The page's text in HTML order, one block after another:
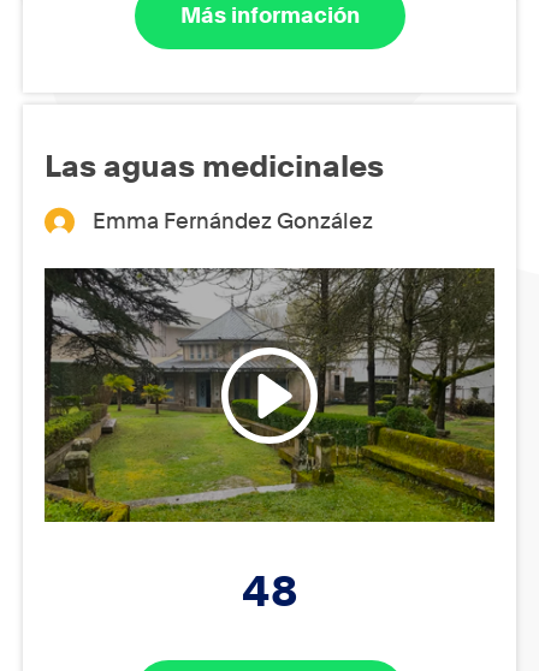
Más información
Las aguas medicinales
Emma Fernández González
48